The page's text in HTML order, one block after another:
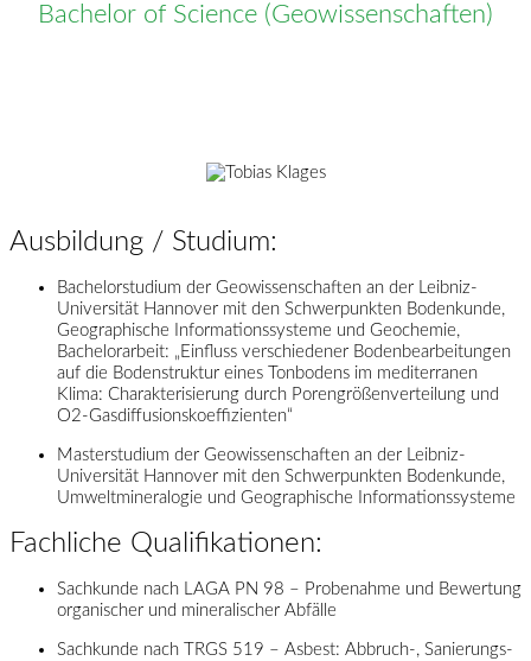
Bachelor of Science (Geowissenschaften)
Ausbildung / Studium:
Bachelorstudium der Geowissenschaften an der Leibniz-
Universität Hannover mit den Schwerpunkten Bodenkunde,
Geographische Informationssysteme und Geochemie,
Bachelorarbeit: „Einfluss verschiedener Bodenbearbeitungen
auf die Bodenstruktur eines Tonbodens im mediterranen
Klima: Charakterisierung durch Porengrößenverteilung und
O2-Gasdiffusionskoeffizienten“
Masterstudium der Geowissenschaften an der Leibniz-
Universität Hannover mit den Schwerpunkten Bodenkunde,
Umweltmineralogie und Geographische Informationssysteme
Fachliche Qualifikationen:
Sachkunde nach LAGA PN 98 – Probenahme und Bewertung
organischer und mineralischer Abfälle
Sachkunde nach TRGS 519 – Asbest: Abbruch-, Sanierungs-